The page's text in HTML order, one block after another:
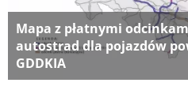
Mapa z płatnymi
autostrad dla pojazdów
GDDKIA